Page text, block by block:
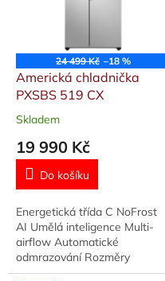
24 499 Kč –18 %
Americká chladnička
PXSBS 519 CX
Průměrné
produktu
5,0
5
hvězdiček.
Skladem
19 990 Kč
Do košíku
Energetická třída C NoFrost
AI Umělá inteligence Multi-
airflow Automatické
odmrazování Rozměry
(VxŠxH): 178,6x91x64,3 cm